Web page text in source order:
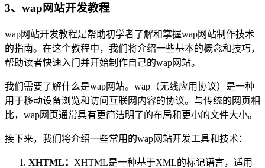
3、wap网站开发教程
wap网站开发教程是帮助初学者了解和掌握wap网站制作技术
的指南。在这个教程中，我们将介绍一些基本的概念和技巧，
帮助读者快速入门并开始制作自己的wap网站。
我们需要了解什么是wap网站。wap（无线应用协议）是一种
用于移动设备浏览和访问互联网内容的协议。与传统的网页相
比，wap网页通常具有更简洁明了的布局和更小的文件大小。
接下来，我们将介绍一些常用的wap网站开发工具和技术：
XHTML： XHTML是一种基于XML的标记语言，适用